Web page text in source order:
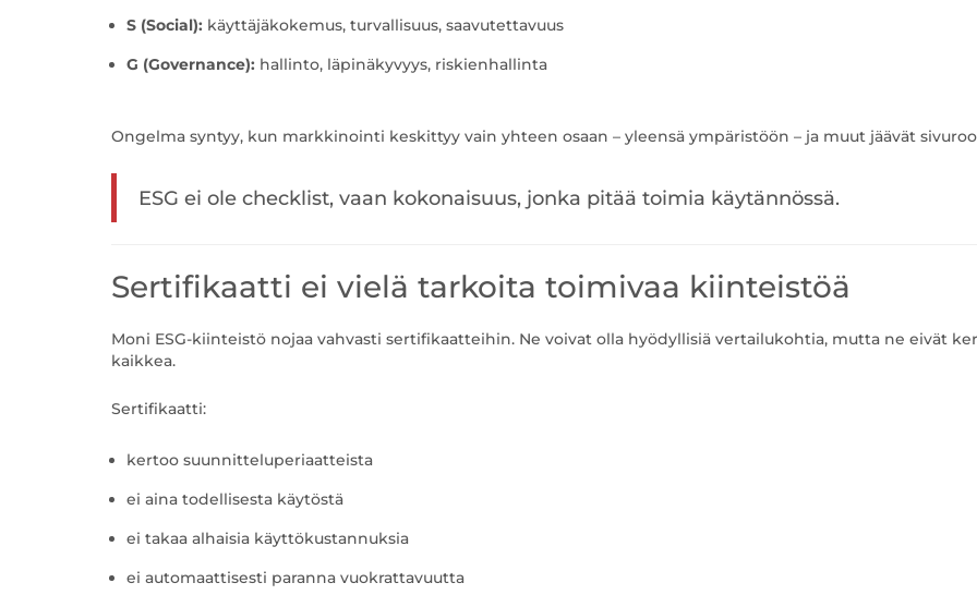
S (Social): käyttäjäkokemus, turvallisuus, saavutettavuus
G (Governance): hallinto, läpinäkyvyys, riskienhallinta
Ongelma syntyy, kun markkinointi keskittyy vain yhteen osaan – yleensä ympäristöön – ja muut jäävät
ESG ei ole checklist, vaan kokonaisuus, jonka pitää toimia käytännössä.
Sertifikaatti ei vielä tarkoita toimivaa kiinteistöä
Moni ESG-kiinteistö nojaa vahvasti sertifikaatteihin. Ne voivat olla hyödyllisiä vertailukohtia, mutta ne eivät
kaikkea.
Sertifikaatti:
kertoo suunnitteluperiaatteista
ei aina todellisesta käytöstä
ei takaa alhaisia käyttökustannuksia
ei automaattisesti paranna vuokrattavuutta